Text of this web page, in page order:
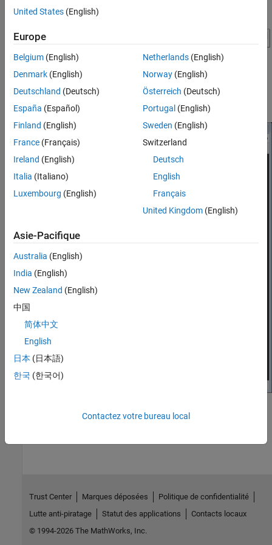
How useful was this information?
United States (English)
Europe
Belgium (English)
Denmark (English)
Deutschland (Deutsch)
España (Español)
Finland (English)
France (Français)
Ireland (English)
Italia (Italiano)
Luxembourg (English)
Netherlands(English)
Norway(English)
Österreich (Deutsch)
Portugal (English)
Sweden (English)
Switzerland
Deutsch
English
Français
United Kingdom(English)
Asie-Pacifique
Australia (English)
India (English)
New Zealand (English)
中国
简体中文
English
日本 (日本語)
한국 (한국어)
Contactez votre bureau local
Trust Center Marques déposées
Politique de confidentialité
Lutte anti-piratage
Statut des applications
Contacts locaux
© 1994-2026 The MathWorks, Inc.